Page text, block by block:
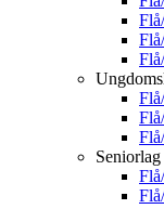
Seniorlag